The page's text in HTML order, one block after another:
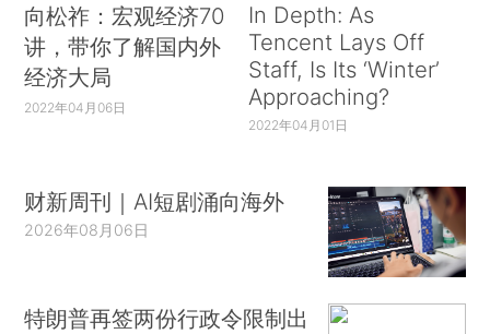
向松祚：宏观经济70
讲，带你了解国内外
经济大局
2022年04月06日
In Depth: As
Tencent Lays Off
Staff, Is Its ‘Winter’
Approaching?
2022年04月01日
财新周刊｜AI短剧涌向海外
2026年08月06日
特朗普再签两份行政令限制出